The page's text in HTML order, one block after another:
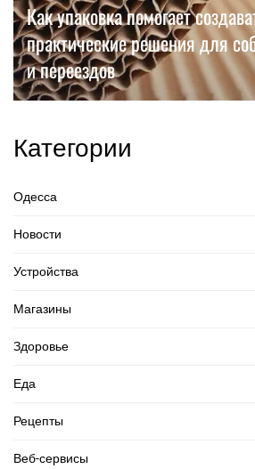
Как упаковка помогает
практические решения для
и переездов
Категории
Одесса
Новости
Устройства
Магазины
Здоровье
Еда
Рецепты
Веб-сервисы